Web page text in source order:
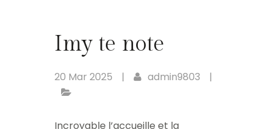
Imy te note
20 Mar 2025 | admin9803 |
Incroyable l’accueille et la